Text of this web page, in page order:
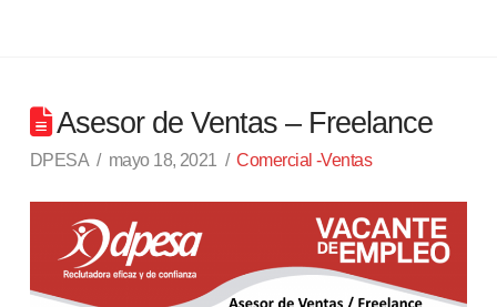
Asesor de Ventas – Freelance
DPESA mayo 18, 2021 Comercial -Ventas